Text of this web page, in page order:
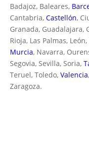
Badajoz, Baleares,
Cantabria, Castellón,
Granada, Guadalajara,
Rioja, Las Palmas,
Murcia, Navarra,
Segovia, Sevilla, Soria,
Teruel, Toledo, Valencia
Zaragoza.